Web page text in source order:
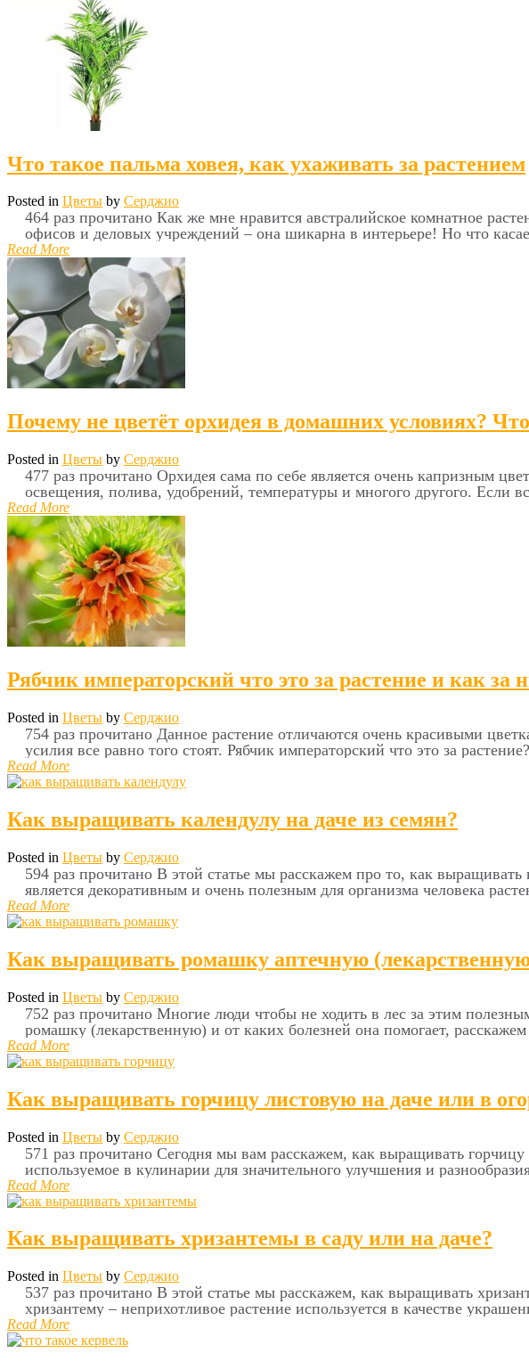
Что такое пальма ховея, как ухаживать за растением
Posted in Цветы by Серджио
464 раз прочитано Как же мне нравится австралийское комнатное
офисов и деловых учреждений – она шикарна в интерьере! Но что
Read More
Почему не цветёт орхидея в домашних условиях?
Posted in Цветы by Серджио
477 раз прочитано Орхидея сама по себе является очень капризным
освещения, полива, удобрений, температуры и многого другого. Если
Read More
Рябчик императорский что это за растение и как за
Posted in Цветы by Серджио
754 раз прочитано Данное растение отличаются очень красивыми
усилия все равно того стоят. Рябчик императорский что это за
Read More
Как выращивать календулу на даче из семян?
Posted in Цветы by Серджио
594 раз прочитано В этой статье мы расскажем про то, как
является декоративным и очень полезным для организма человека
Read More
Как выращивать ромашку аптечную
Posted in Цветы by Серджио
752 раз прочитано Многие люди чтобы не ходить в лес за этим
ромашку (лекарственную) и от каких болезней она помогает,
Read More
Как выращивать горчицу листовую на даче или в
Posted in Цветы by Серджио
571 раз прочитано Сегодня мы вам расскажем, как выращивать горчицу
используемое в кулинарии для значительного улучшения и
Read More
Как выращивать хризантемы в саду или на даче?
Posted in Цветы by Серджио
537 раз прочитано В этой статье мы расскажем, как выращивать
хризантему – неприхотливое растение используется в качестве
Read More